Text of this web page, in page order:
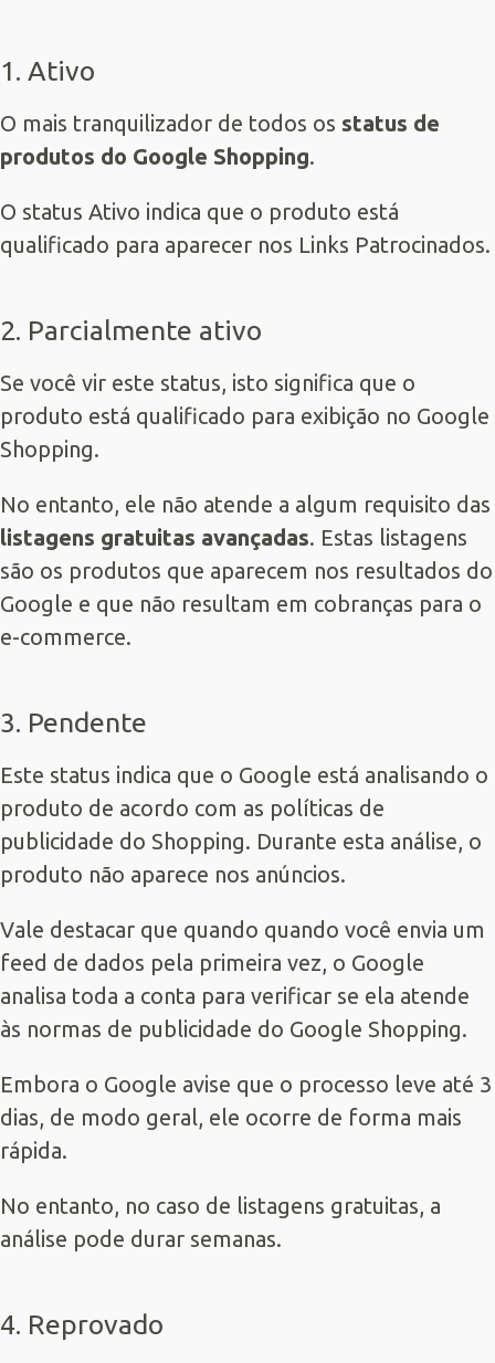
1. Ativo
O mais tranquilizador de todos os status de
produtos do Google Shopping.
O status Ativo indica que o produto está
qualificado para aparecer nos Links Patrocinados.
2. Parcialmente ativo
Se você vir este status, isto significa que o
produto está qualificado para exibição no Google
Shopping.
No entanto, ele não atende a algum requisito das
listagens gratuitas avançadas. Estas listagens
são os produtos que aparecem nos resultados do
Google e que não resultam em cobranças para o
e-commerce.
3. Pendente
Este status indica que o Google está analisando o
produto de acordo com as políticas de
publicidade do Shopping. Durante esta análise, o
produto não aparece nos anúncios.
Vale destacar que quando quando você envia um
feed de dados pela primeira vez, o Google
analisa toda a conta para verificar se ela atende
às normas de publicidade do Google Shopping.
Embora o Google avise que o processo leve até 3
dias, de modo geral, ele ocorre de forma mais
rápida.
No entanto, no caso de listagens gratuitas, a
análise pode durar semanas.
4. Reprovado